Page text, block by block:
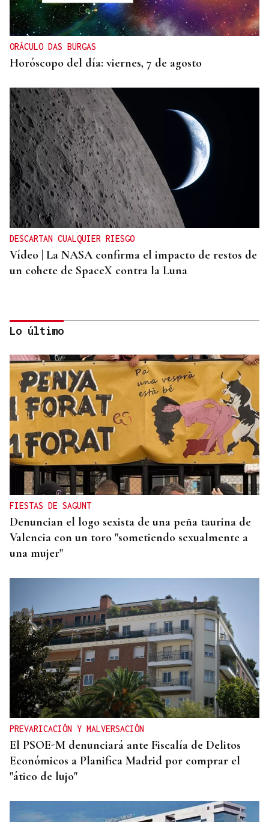
ORÁCULO DAS BURGAS
Horóscopo del día: viernes, 7 de agosto
DESCARTAN CUALQUIER RIESGO
Vídeo | La NASA confirma el impacto de restos de
un cohete de SpaceX contra la Luna
ORÁCULO DAS BURGAS
Horóscopo del día: jueves, 6 de agosto
Lo último
FIESTAS DE SAGUNT
Denuncian el logo sexista de una peña taurina de
Valencia con un toro "sometiendo sexualmente a
una mujer"
PREVARICACIÓN Y MALVERSACIÓN
El PSOE-M denunciará ante Fiscalía de Delitos
Económicos a Planifica Madrid por comprar el
"ático de lujo"